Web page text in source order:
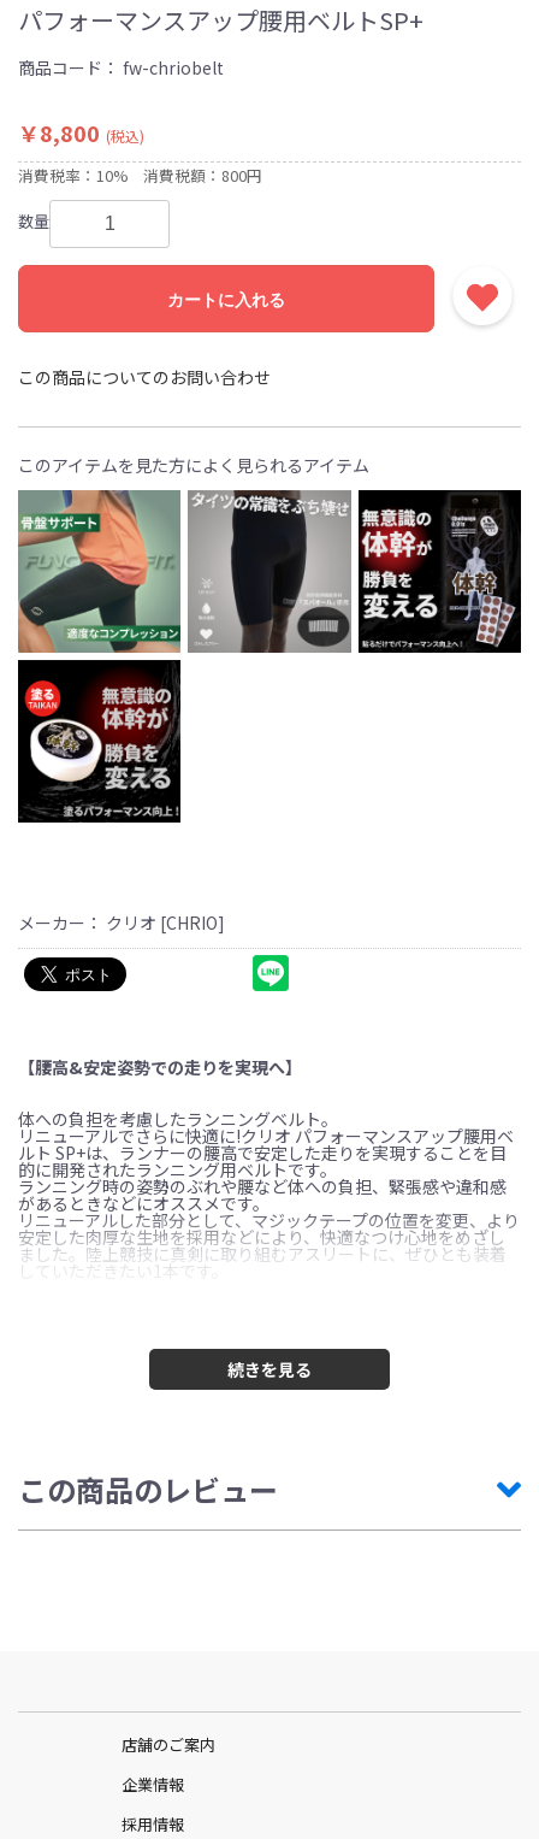
パフォーマンスアップ腰用ベルトSP+
商品コード： fw-chriobelt
￥8,800 (税込)
消費税率：10% 消費税額：800円
数量
カートに入れる
この商品についてのお問い合わせ
このアイテムを見た方によく見られるアイテム
メーカー： クリオ [CHRIO]
【腰高&安定姿勢での走りを実現へ】
体への負担を考慮したランニングベルト。
リニューアルでさらに快適に!クリオ パフォーマンスアップ腰用ベ
ルト SP+は、ランナーの腰高で安定した走りを実現することを目
的に開発されたランニング用ベルトです。
ランニング時の姿勢のぶれや腰など体への負担、緊張感や違和感
があるときなどにオススメです。
リニューアルした部分として、マジックテープの位置を変更、より
安定した肉厚な生地を採用などにより、快適なつけ心地をめざし
ました。陸上競技に真剣に取り組むアスリートに、ぜひとも装着
していただきたい1本です。
サイズ：幅6cm×フリーサイズ（適応目安：65cm〜85cm）
外側生地：クロロプレンゴム、ナイロン
【こちらの商品の関連特集】
・アイロンやスチームは使用しないでください。
うかネットに入れて洗ってください。
・塩素系の漂白剤は、使用しないでください。
・強く引張ったり、摩擦や衝撃による破損にご注意ください。
・本来の使用目的以外にはご使用にならないでください。
・身体に優しい素材を使用していますが、万一使用中にかゆみ・
この商品のレビュー
店舗のご案内
企業情報
採用情報